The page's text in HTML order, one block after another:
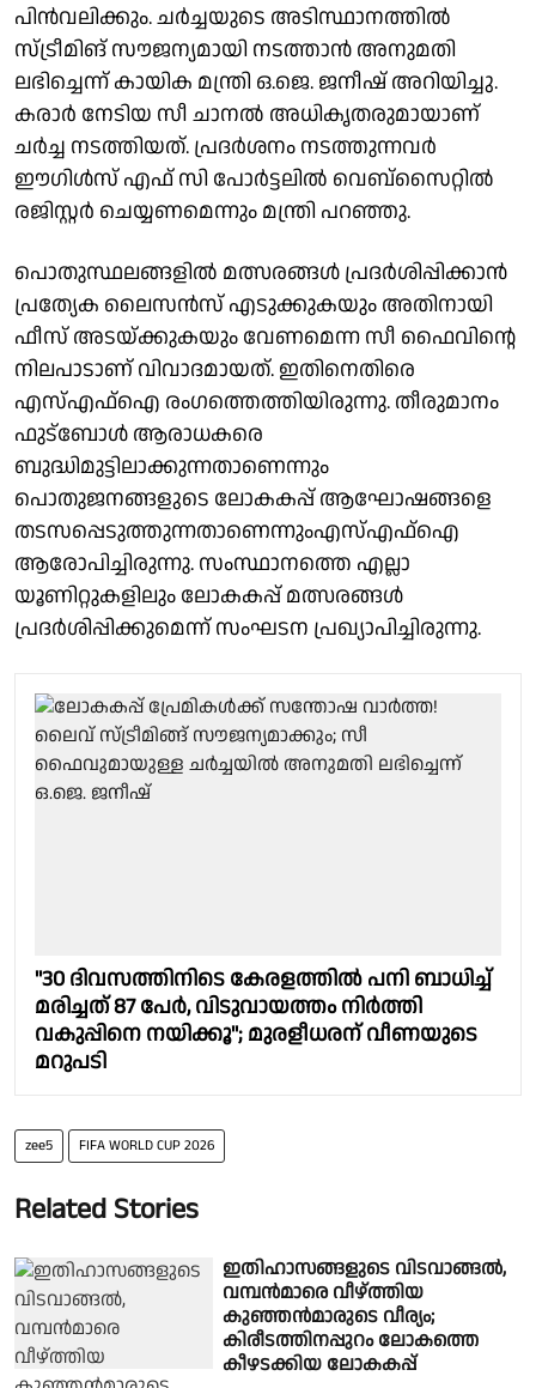
പിൻവലിക്കും. ചർച്ചയുടെ അടിസ്ഥാനത്തിൽ
സ്ട്രീമിങ് സൗജന്യമായി നടത്താൻ അനുമതി
ലഭിച്ചെന്ന് കായിക മന്ത്രി ഒ.ജെ. ജനീഷ് അറിയിച്ചു.
കരാർ നേടിയ സീ ചാനൽ അധികൃതരുമായാണ്
ചർച്ച നടത്തിയത്. പ്രദർശനം നടത്തുന്നവർ
ഈഗിൾസ് എഫ് സി പോർട്ടലിൽ വെബ്സൈറ്റിൽ
രജിസ്റ്റർ ചെയ്യണമെന്നും മന്ത്രി പറഞ്ഞു.
പൊതുസ്ഥലങ്ങളിൽ മത്സരങ്ങൾ പ്രദർശിപ്പിക്കാൻ
പ്രത്യേക ലൈസൻസ് എടുക്കുകയും അതിനായി
ഫീസ് അടയ്ക്കുകയും വേണമെന്ന സീ ഫൈവിന്റെ
നിലപാടാണ് വിവാദമായത്. ഇതിനെതിരെ
എസ്എഫ്ഐ രം​ഗത്തെത്തിയിരുന്നു. തീരുമാനം
ഫുട്ബോൾ ആരാധകരെ
ബുദ്ധിമുട്ടിലാക്കുന്നതാണെന്നും
പൊതുജനങ്ങളുടെ ലോകകപ്പ് ആഘോഷങ്ങളെ
തടസപ്പെടുത്തുന്നതാണെന്നുംഎസ്എഫ്ഐ
ആരോപിച്ചിരുന്നു. സംസ്ഥാനത്തെ എല്ലാ
യൂണിറ്റുകളിലും ലോകകപ്പ് മത്സരങ്ങൾ
പ്രദർശിപ്പിക്കുമെന്ന് സംഘടന പ്രഖ്യാപിച്ചിരുന്നു.
"30 ദിവസത്തിനിടെ കേരളത്തിൽ പനി ബാധിച്ച്
മരിച്ചത് 87 പേർ, വിടുവായത്തം നിർത്തി
വകുപ്പിനെ നയിക്കൂ"; മുരളീധരന് വീണയുടെ
മറുപടി
zee5 FIFA WORLD CUP 2026
Related Stories
ഇതിഹാസങ്ങളുടെ വിടവാങ്ങൽ,
വമ്പൻമാരെ വീഴ്ത്തിയ
കുഞ്ഞൻമാരുടെ വീര്യം;
കിരീടത്തിനപ്പുറം ലോകത്തെ
കീഴടക്കിയ ലോകകപ്പ്